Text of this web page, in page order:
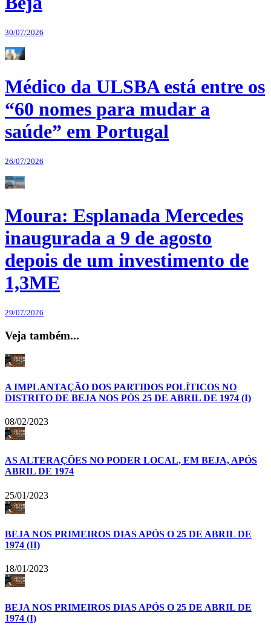
30/07/2026
Médico da ULSBA está entre os
“60 nomes para mudar a
saúde” em Portugal
26/07/2026
Moura: Esplanada Mercedes
inaugurada a 9 de agosto
depois de um investimento de
1,3ME
29/07/2026
Veja também...
A IMPLANTAÇÃO DOS PARTIDOS POLÍTICOS NO
DISTRITO DE BEJA NOS PÓS 25 DE ABRIL DE 1974 (I)
08/02/2023
AS ALTERAÇÕES NO PODER LOCAL, EM BEJA, APÓS
ABRIL DE 1974
25/01/2023
BEJA NOS PRIMEIROS DIAS APÓS O 25 DE ABRIL DE
1974 (II)
18/01/2023
BEJA NOS PRIMEIROS DIAS APÓS O 25 DE ABRIL DE
1974 (I)